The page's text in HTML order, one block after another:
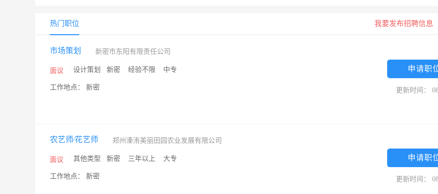
热门职位 我要发布招聘信息
市场策划 新密市东阳有限责任公司
面议 设计策划 新密 经验不限 中专
工作地点： 新密
申请职
更新时间：
农艺师∕花艺师 郑州溱洧美丽田园农业发展有限公司
面议 其他类型 新密 三年以上 大专
工作地点： 新密
申请职
更新时间：